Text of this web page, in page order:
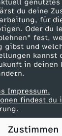
genutztes
du deine
für
Oder du
fest,
gibst und
kannst
in deinen
Impressum.
findest du
Zustimmen